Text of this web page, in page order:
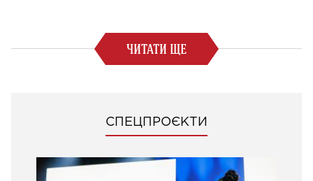
ЧИТАТИ ЩЕ
СПЕЦПРОЄКТИ